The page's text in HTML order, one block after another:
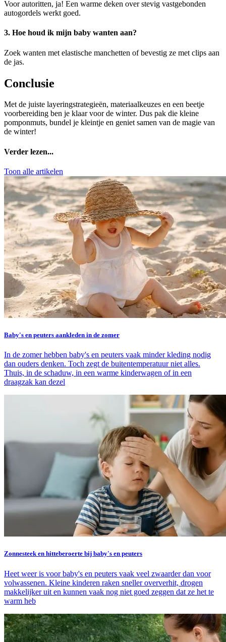
Voor autoritten, ja! Een warme deken over stevig vastgebonden
autogordels werkt goed.
3. Hoe houd ik mijn baby wanten aan?
Zoek wanten met elastische manchetten of bevestig ze met clips aan
de jas.
Conclusie
Met de juiste layeringstrategieën, materiaalkeuzes en een beetje
voorbereiding ben je klaar voor de winter. Dus pak die kleine
pomponmuts, bundel je kleintje en geniet samen van de magie van
de winter!
Verder lezen...
Toon alle artikelen
Baby's en peuters aankleden in de zomer
In de zomer hebben baby's en peuters vaak minder kleding nodig
dan ouders denken. Toch zegt de buitentemperatuur niet alles.
Thuis, in de schaduw, in een warme kinderwagen of in een
draagzak kan dezel
Zonnesteek en hitteberoerte bij baby's en peuters
Heet weer is voor baby's en peuters vaak veel zwaarder dan voor
volwassenen. Kleine kinderen raken sneller oververhit, drogen
makkelijker uit en kunnen vaak nog niet goed zeggen dat ze het te
warm heb